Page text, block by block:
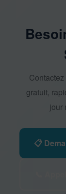
gratuit,
jour
📋